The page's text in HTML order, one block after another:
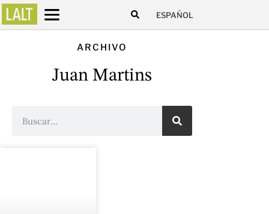
ESPAÑOL
ARCHIVO
Juan Martins